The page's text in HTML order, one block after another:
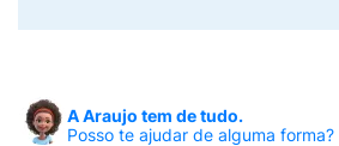
A Araujo tem de tudo.
Posso te ajudar de alguma forma?